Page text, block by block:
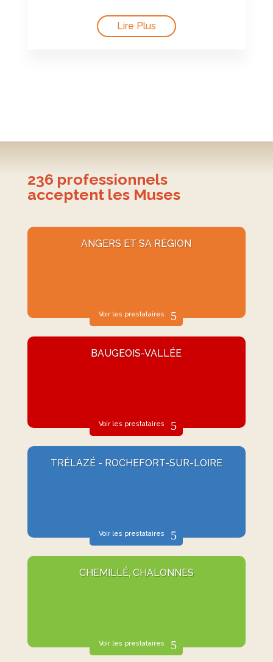
Lire Plus
236 professionnels
acceptent les Muses
ANGERS ET SA RÉGION
Voir les prestataires
BAUGEOIS-VALLÉE
Voir les prestataires
TRÉLAZÉ - ROCHEFORT-SUR-LOIRE
Voir les prestataires
CHEMILLÉ, CHALONNES
Voir les prestataires